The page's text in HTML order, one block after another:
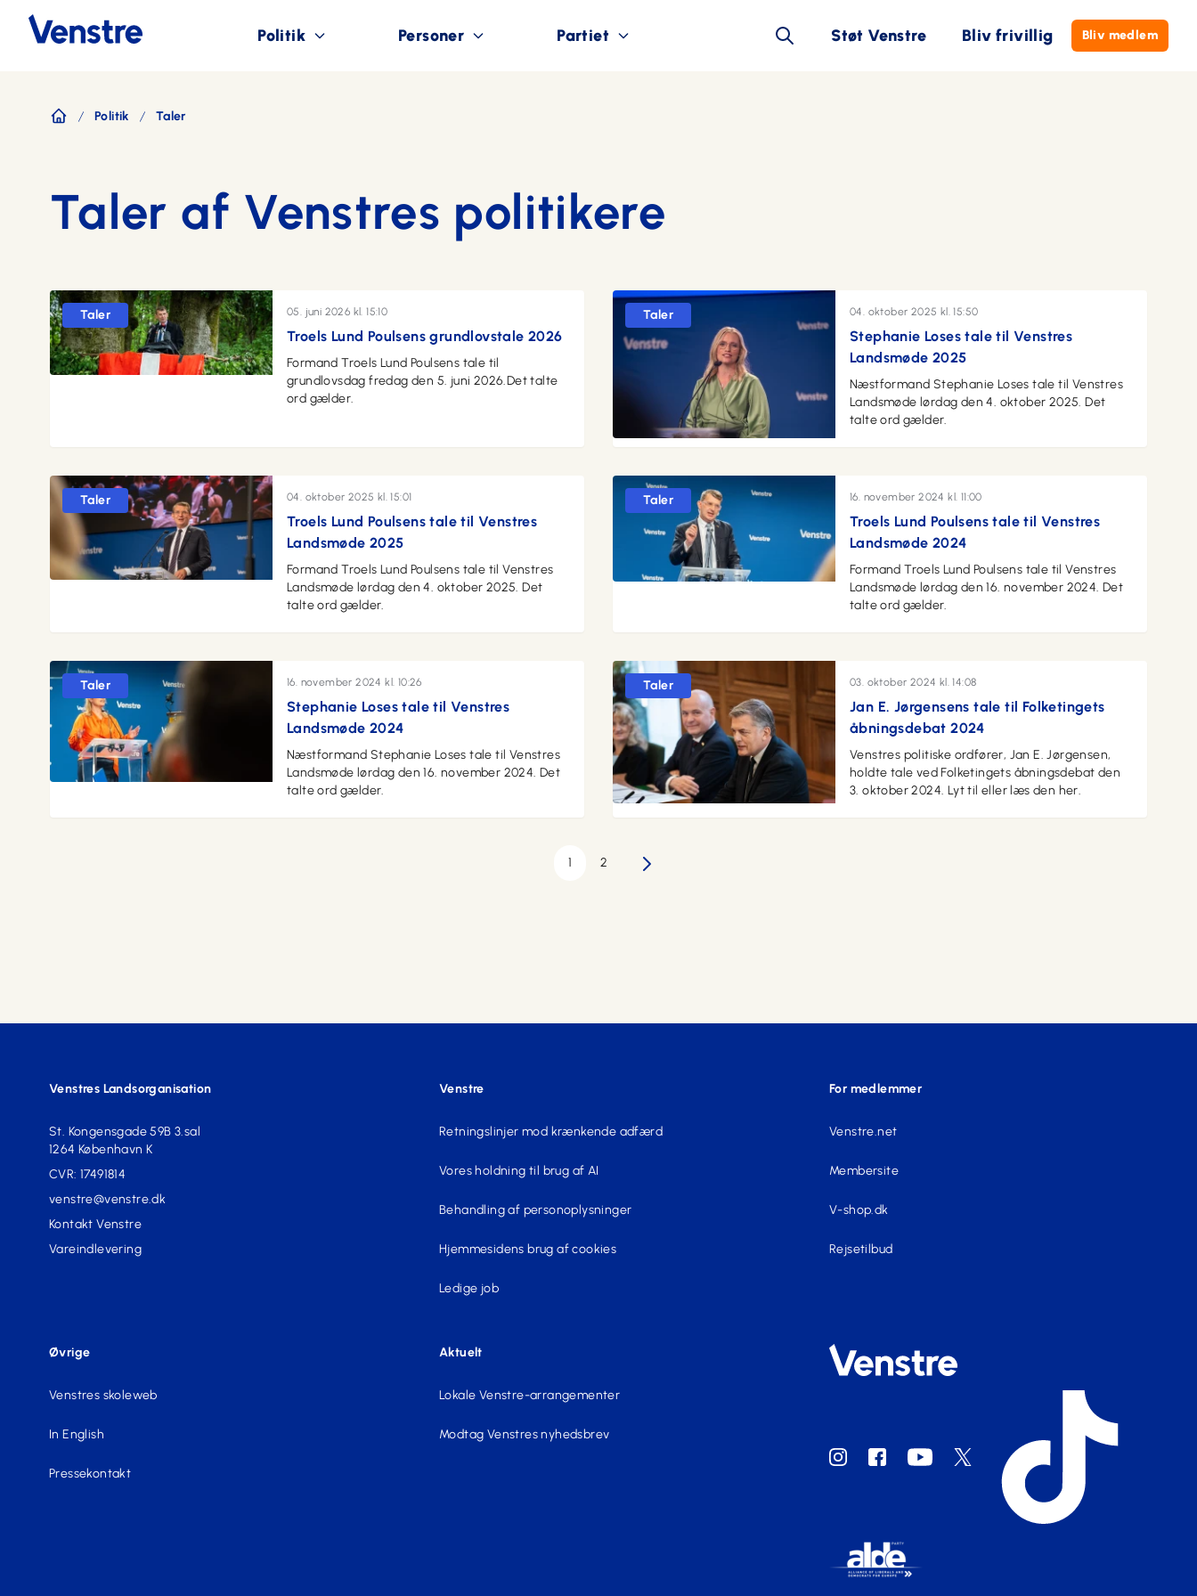
Politik Personer Partiet Støt Venstre Bliv frivillig Bliv medlem
Politik Taler
Taler af Venstres politikere
Taler 05. juni 2026 kl. 15:10
Troels Lund Poulsens grundlovstale 2026
Formand Troels Lund Poulsens tale til
grundlovsdag fredag den 5. juni 2026.Det talte
ord gælder.
Taler 04. oktober 2025 kl. 15:50
Stephanie Loses tale til Venstres
Landsmøde 2025
Næstformand Stephanie Loses tale til Venstres
Landsmøde lørdag den 4. oktober 2025. Det
talte ord gælder.
Taler 04. oktober 2025 kl. 15:01
Troels Lund Poulsens tale til Venstres
Landsmøde 2025
Formand Troels Lund Poulsens tale til Venstres
Landsmøde lørdag den 4. oktober 2025. Det
talte ord gælder.
Taler 16. november 2024 kl. 11:00
Troels Lund Poulsens tale til Venstres
Landsmøde 2024
Formand Troels Lund Poulsens tale til Venstres
Landsmøde lørdag den 16. november 2024. Det
talte ord gælder.
Taler 16. november 2024 kl. 10:26
Stephanie Loses tale til Venstres
Landsmøde 2024
Næstformand Stephanie Loses tale til Venstres
Landsmøde lørdag den 16. november 2024. Det
talte ord gælder.
Taler 03. oktober 2024 kl. 14:08
Jan E. Jørgensens tale til Folketingets
åbningsdebat 2024
Venstres politiske ordfører, Jan E. Jørgensen,
holdte tale ved Folketingets åbningsdebat den
3. oktober 2024. Lyt til eller læs den her.
1
2
Venstres Landsorganisation
St. Kongensgade 59B 3.sal
1264 København K
CVR: 17491814
venstre@venstre.dk
Kontakt Venstre
Vareindlevering
Venstre
Retningslinjer mod krænkende adfærd
Vores holdning til brug af AI
Behandling af personoplysninger
Hjemmesidens brug af cookies
Ledige job
For medlemmer
Venstre.net
Membersite
V-shop.dk
Rejsetilbud
Øvrige
Venstres skoleweb
In English
Pressekontakt
Aktuelt
Lokale Venstre-arrangementer
Modtag Venstres nyhedsbrev